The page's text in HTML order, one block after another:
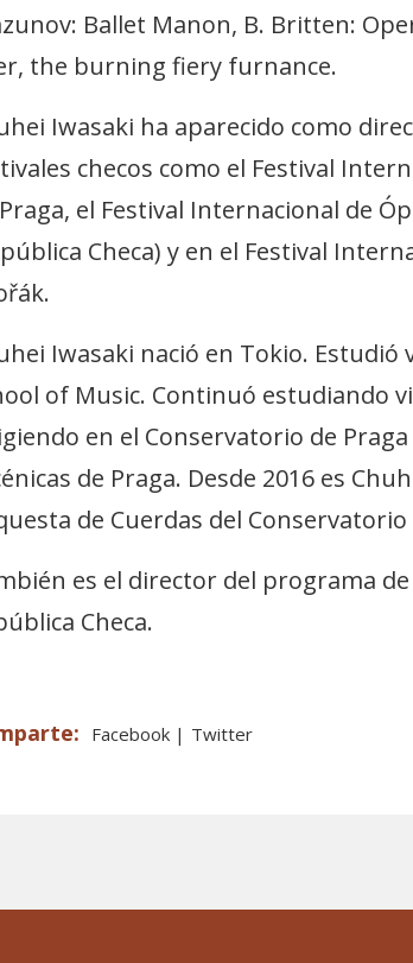
Ballet Manon, B. Britten:
the burning fiery furnance.
Iwasaki ha aparecido como
checos como el Festival
el Festival Internacional de
Checa) y en el Festival
Iwasaki nació en Tokio.
of Music. Continuó estudiando
en el Conservatorio de
de Praga. Desde 2016 es
de Cuerdas del Conservatorio
es el director del programa de
Checa.
Facebook Twitter